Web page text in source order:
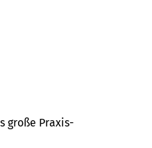
große Praxis-